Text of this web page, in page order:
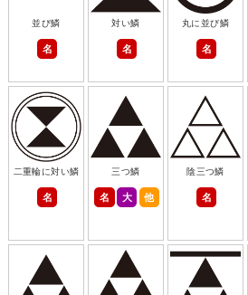
並び鱗
名
対い鱗
名
丸に並び鱗
名
二重輪に対い鱗
名
三つ鱗
名 大 他
陰三つ鱗
名